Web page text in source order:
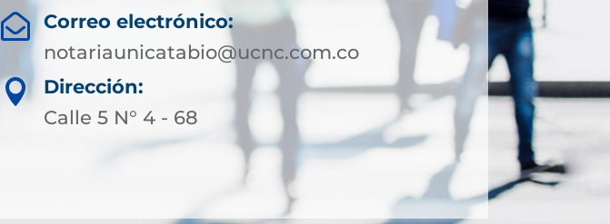

Correo electrónico:
notariaunicatabio@ucnc.com.co

Dirección:
Calle 5 N° 4 - 68